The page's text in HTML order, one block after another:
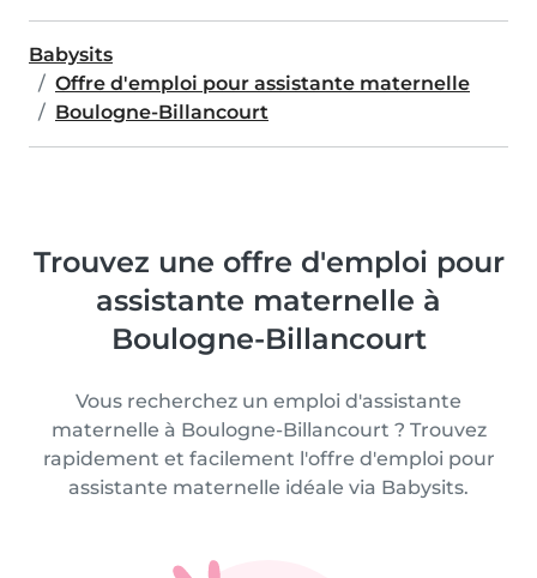
Babysits
Offre d'emploi pour assistante maternelle
Boulogne-Billancourt
Trouvez une offre d'emploi pour
assistante maternelle à
Boulogne-Billancourt
Vous recherchez un emploi d'assistante
maternelle à Boulogne-Billancourt ? Trouvez
rapidement et facilement l'offre d'emploi pour
assistante maternelle idéale via Babysits.